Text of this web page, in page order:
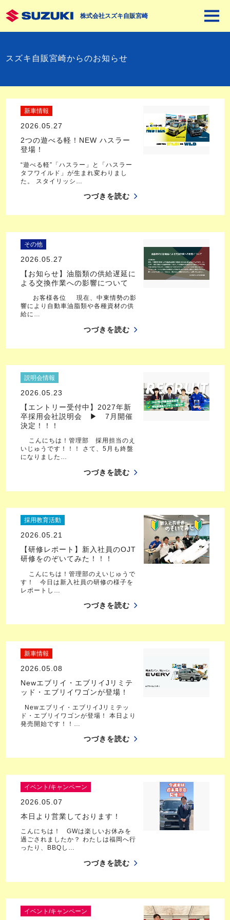
株式会社スズキ自販宮崎
スズキ自販宮崎からのお知らせ
新車情報
2026.05.27
2つの遊べる軽！NEW ハスラー
登場！
“遊べる軽”「ハスラー」と「ハスラー
タフワイルド」が生まれ変わりまし
た。 スタイリッシ…
つづきを読む
その他
2026.05.27
【お知らせ】油脂類の供給遅延に
よる交換作業への影響について
お客様各位 現在、中東情勢の影
響により自動車油脂類や各種資材の供
給に…
つづきを読む
説明会情報
2026.05.23
【エントリー受付中】2027年新
卒採用会社説明会 ▶ 7月開催
決定！！！
こんにちは！管理部 採用担当のえ
いじゅうです！！！ さて、5月も終盤
になりました…
つづきを読む
採用教育活動
2026.05.21
【研修レポート】新入社員のOJT
研修をのぞいてみた！！！
こんにちは！管理部のえいじゅうで
す！ 今日は新入社員の研修の様子を
レポートし…
つづきを読む
新車情報
2026.05.08
Newエブリイ・エブリイJリミテ
ッド・エブリイワゴンが登場！
Newエブリイ・エブリイJリミテッ
ド・エブリイワゴンが登場！ 本日より
発売開始です！！…
つづきを読む
イベント/キャンペーン
2026.05.07
本日より営業しております！
こんにちは！ GWは楽しいお休みを
過ごされましたか？ わたしは福岡へ行
ったり、BBQし…
つづきを読む
イベント/キャンペーン